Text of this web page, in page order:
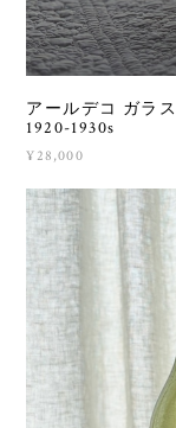
アールデコ ガラ
1920-1930s
¥28,000